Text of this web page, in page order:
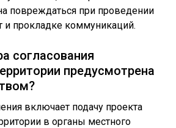
повреждаться при проведении
и прокладке коммуникаций.
согласования
предусмотрена
включает подачу проекта
в органы местного